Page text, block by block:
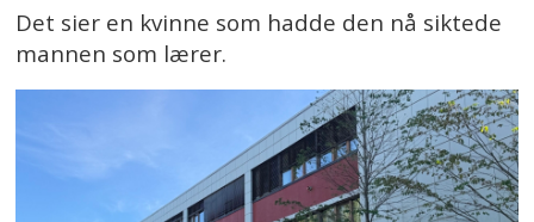
Det sier en kvinne som hadde den nå siktede
mannen som lærer.